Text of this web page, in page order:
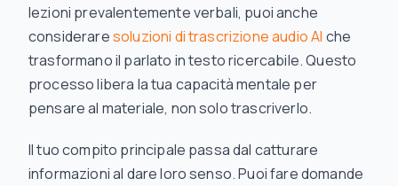
lezioni prevalentemente verbali, puoi anche
consideraresoluzioni di trascrizione audio AI che
trasformano il parlato in testo ricercabile. Questo
processo libera la tua capacità mentale per
pensareal materiale, non solo trascriverlo.
Il tuo compito principale passa dal catturare
informazioni al dare loro senso. Puoi fare domande